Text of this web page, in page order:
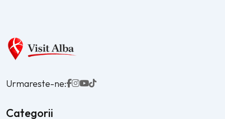
Urmareste-ne:
Categorii